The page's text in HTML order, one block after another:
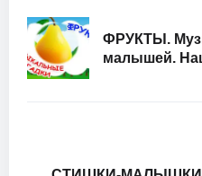
ФРУКТЫ.
малышей.